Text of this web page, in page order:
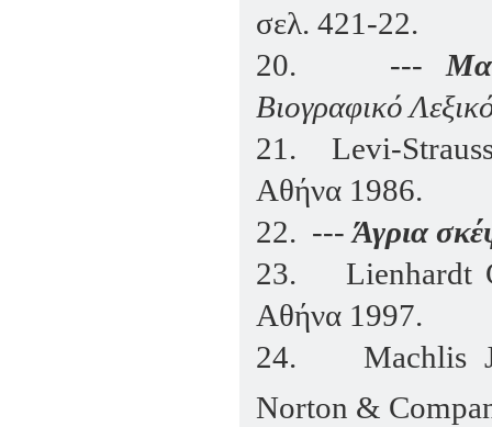
σελ. 421-22.
20.
---
Βιογραφικό
21.
Levi-
Αθήνα 1986.
22. ---Άγρια
23.
Lienhardt
Αθήνα 1997.
24.
Machlis
Norton &